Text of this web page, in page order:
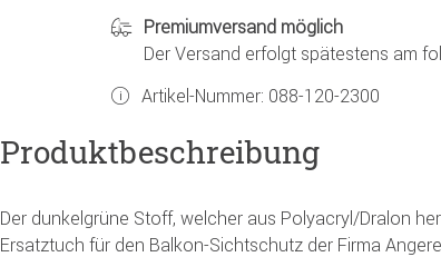
Premiumversand möglich
Der Versand erfolgt spätestens am
Artikel-Nummer: 088-120-2300
Produktbeschreibung
Der dunkelgrüne Stoff, welcher aus Polyacryl/Dralon
Ersatztuch für den Balkon-Sichtschutz der Firma